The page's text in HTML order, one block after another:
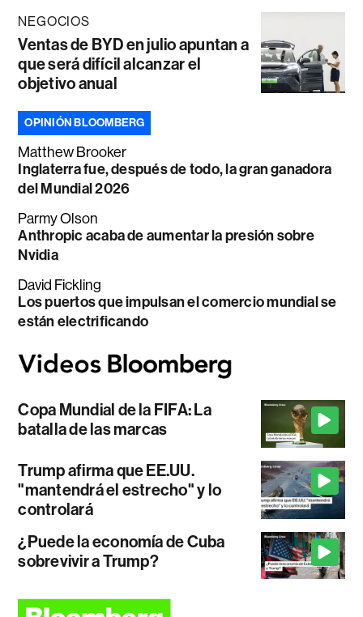
NEGOCIOS
Ventas de BYD en julio apuntan a
que será difícil alcanzar el
objetivo anual
OPINIÓN BLOOMBERG
Matthew Brooker
Inglaterra fue, después de todo, la gran ganadora
del Mundial 2026
Parmy Olson
Anthropic acaba de aumentar la presión sobre
Nvidia
David Fickling
Los puertos que impulsan el comercio mundial se
están electrificando
Copa Mundial de la FIFA: La
batalla de las marcas
Trump afirma que EE.UU.
"mantendrá el estrecho" y lo
controlará
¿Puede la economía de Cuba
sobrevivir a Trump?